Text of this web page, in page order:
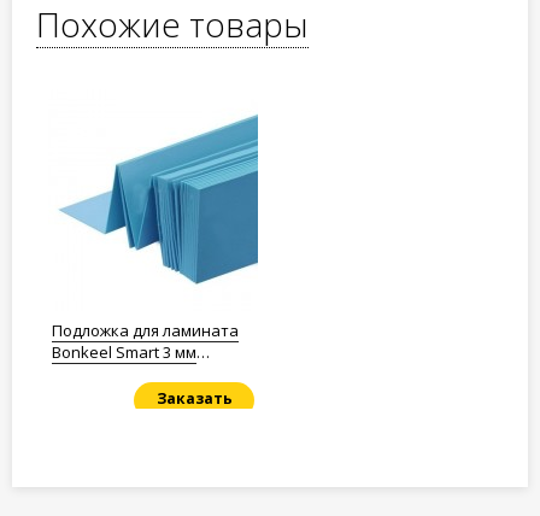
Похожие товары
Подложка для ламината
Bonkeel Smart 3 мм
Заказать